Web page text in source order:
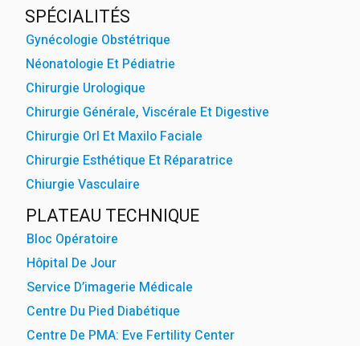
SPÉCIALITÉS
Gynécologie Obstétrique
Néonatologie Et Pédiatrie
Chirurgie Urologique
Chirurgie Générale, Viscérale Et Digestive
Chirurgie Orl Et Maxilo Faciale
Chirurgie Esthétique Et Réparatrice
Chiurgie Vasculaire
PLATEAU TECHNIQUE
Bloc Opératoire
Hôpital De Jour
Service D’imagerie Médicale
Centre Du Pied Diabétique
Centre De PMA: Eve Fertility Center